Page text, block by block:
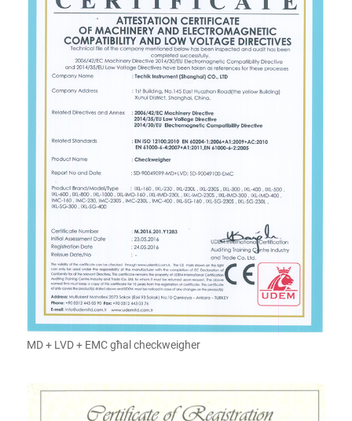
MD + LVD + EMC għal checkweigher